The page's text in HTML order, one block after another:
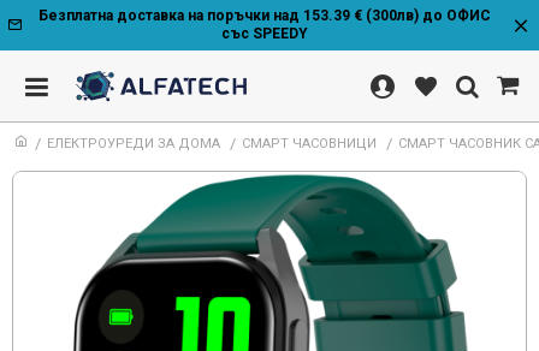
Безплатна доставка на поръчки над 153.39 € (300лв) до ОФИС
със SPEEDY
ЕЛЕКТРОУРЕДИ ЗА ДОМА СМАРТ ЧАСОВНИЦИ СМАРТ ЧАСОВНИК